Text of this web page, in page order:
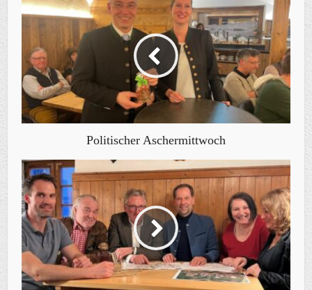
Politischer Aschermittwoch